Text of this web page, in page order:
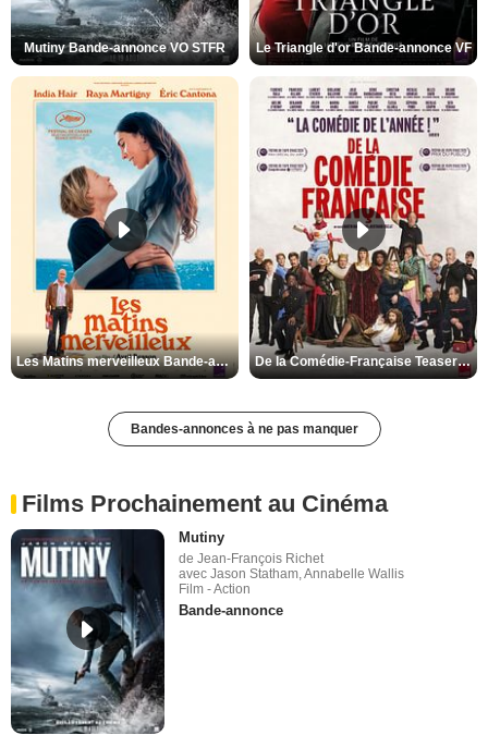
Mutiny Bande-annonce VO STFR Le Triangle d'or Bande-annonce VF
Les Matins merveilleux Bande-annonce VF De la Comédie-Française Teaser VF
Bandes-annonces à ne pas manquer
Films Prochainement au Cinéma
Mutiny
de Jean-François Richet
avec Jason Statham, Annabelle Wallis
Film - Action
Bande-annonce